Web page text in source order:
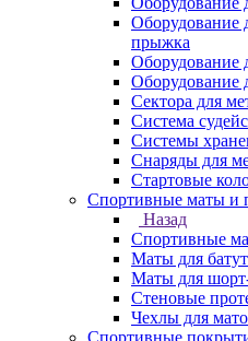
Оборудование
прыжка
Оборудование
Оборудование
Сектора для
Система
Системы
Снаряды для
Стартовые
Спортивные маты и
Назад
Спортивные
Маты для
Маты для
Стеновые
Чехлы для
Спортивные